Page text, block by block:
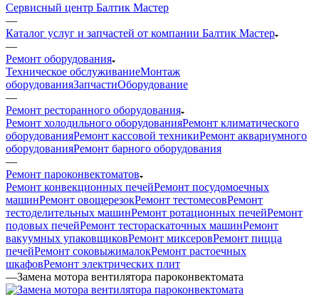
Сервисный центр Балтик Мастер
—
Каталог услуг и запчастей от компании Балтик Мастер
—
Ремонт оборудования
Техническое обслуживаниеМонтаж
оборудованияЗапчастиОборудование
—
Ремонт ресторанного оборудования
Ремонт холодильного оборудованияРемонт климатического
оборудованияРемонт кассовой техникиРемонт аквариумного
оборудованияРемонт барного оборудования
—
Ремонт пароконвектоматов
Ремонт конвекционных печейРемонт посудомоечных
машинРемонт овощерезокРемонт тестомесовРемонт
тестоделительных машинРемонт ротационных печейРемонт
подовых печейРемонт тестораскаточных машинРемонт
вакуумных упаковщиковРемонт миксеровРемонт пицца
печейРемонт соковыжималокРемонт растоечных
шкафовРемонт электрических плит
—Замена мотора вентилятора пароконвектомата